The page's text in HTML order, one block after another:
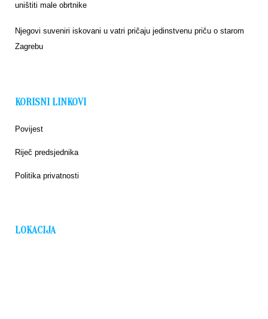
uništiti male obrtnike
Njegovi suveniri iskovani u vatri pričaju jedinstvenu priču o starom
Zagrebu
KORISNI LINKOVI
Povijest
Riječ predsjednika
Politika privatnosti
LOKACIJA